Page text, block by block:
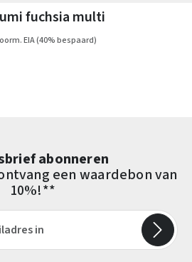
fuchsia multi
EIA(40% bespaard)
abonneren
een waardebon van
10%!**